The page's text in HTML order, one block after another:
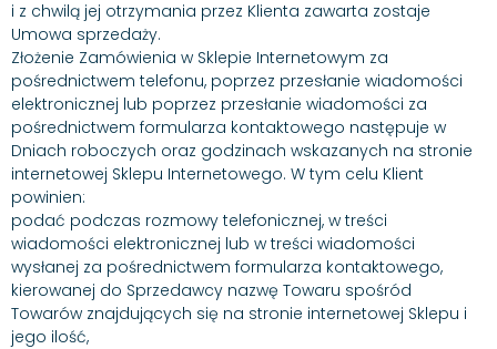
i z chwilą jej otrzymania przez Klienta zawarta zostaje
Umowa sprzedaży.
Złożenie Zamówienia w Sklepie Internetowym za
pośrednictwem telefonu, poprzez przesłanie wiadomości
elektronicznej lub poprzez przesłanie wiadomości za
pośrednictwem formularza kontaktowego następuje w
Dniach roboczych oraz godzinach wskazanych na stronie
internetowej Sklepu Internetowego. W tym celu Klient
powinien:
podać podczas rozmowy telefonicznej, w treści
wiadomości elektronicznej lub w treści wiadomości
wysłanej za pośrednictwem formularza kontaktowego,
kierowanej do Sprzedawcy nazwę Towaru spośród
Towarów znajdujących się na stronie internetowej Sklepu i
jego ilość,